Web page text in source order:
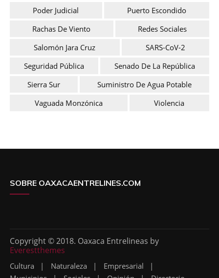
Poder Judicial
Puerto Escondido
Rachas De Viento
Redes Sociales
Salomón Jara Cruz
SARS-CoV-2
Seguridad Pública
Senado De La República
Sierra Sur
Suministro De Agua Potable
Vaguada Monzónica
Violencia
SOBRE OAXACAENTRELINES.COM
Copyright © 2018. Oaxaca Entrelineas by
Everestthemes
Cultura Naturaleza
Empresarial